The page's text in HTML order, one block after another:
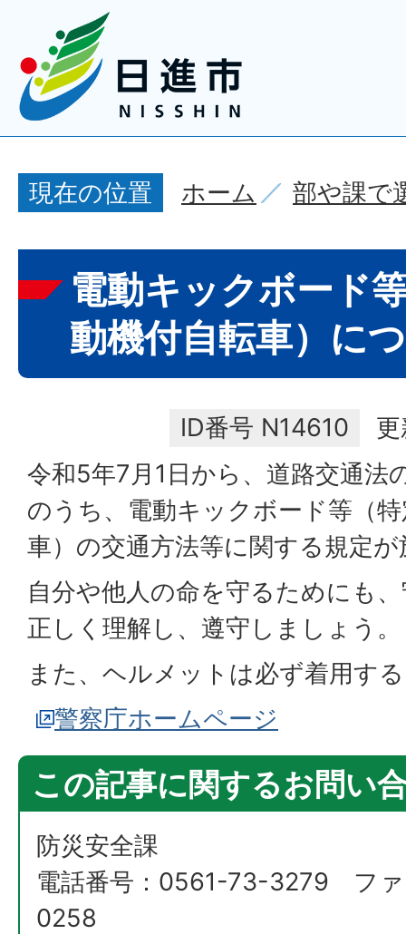
現在の位置 ホーム 部や課で
電動キックボード
動機付自転車）に
ID番号 N14610
令和5年7月1日から、道路交通法
のうち、電動キックボード等（
車）の交通方法等に関する規定
自分や他人の命を守るためにも
正しく理解し、遵守しましょう。
また、ヘルメットは必ず着用す
警察庁ホームページ
この記事に関するお問い
防災安全課
電話番号：0561-73-3279 フ
0258